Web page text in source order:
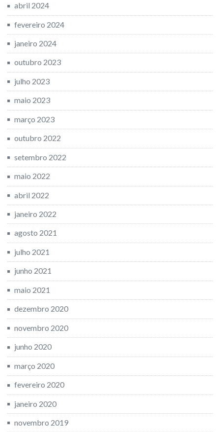
abril 2024
fevereiro 2024
janeiro 2024
outubro 2023
julho 2023
maio 2023
março 2023
outubro 2022
setembro 2022
maio 2022
abril 2022
janeiro 2022
agosto 2021
julho 2021
junho 2021
maio 2021
dezembro 2020
novembro 2020
junho 2020
março 2020
fevereiro 2020
janeiro 2020
novembro 2019